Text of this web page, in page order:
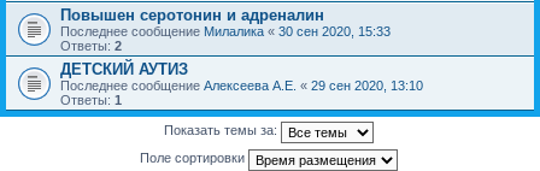
Повышен серотонин и адреналин
Последнее сообщение Милалика « 30 сен 2020, 15:33
Ответы: 2
ДЕТСКИЙ АУТИЗ
Последнее сообщение Алексеева А.Е. « 29 сен 2020, 13:10
Ответы: 1
Показать темы за:
Поле сортировки